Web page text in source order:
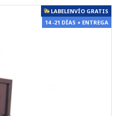
LABELENVÍO GRATIS
14 -21 DÍAS + ENTREGA